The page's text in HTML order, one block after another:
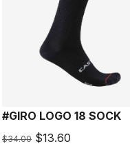
#GIRO LOGO 18 SOCK
$34.00 $13.60